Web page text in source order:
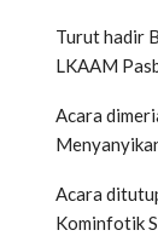
Turut hadir
LKAAM
Acara
Acara
Kominfotik